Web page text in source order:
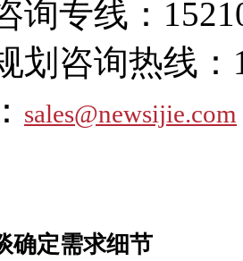
询专线：
划咨询热线：
sales@newsijie.com
确定需求细节